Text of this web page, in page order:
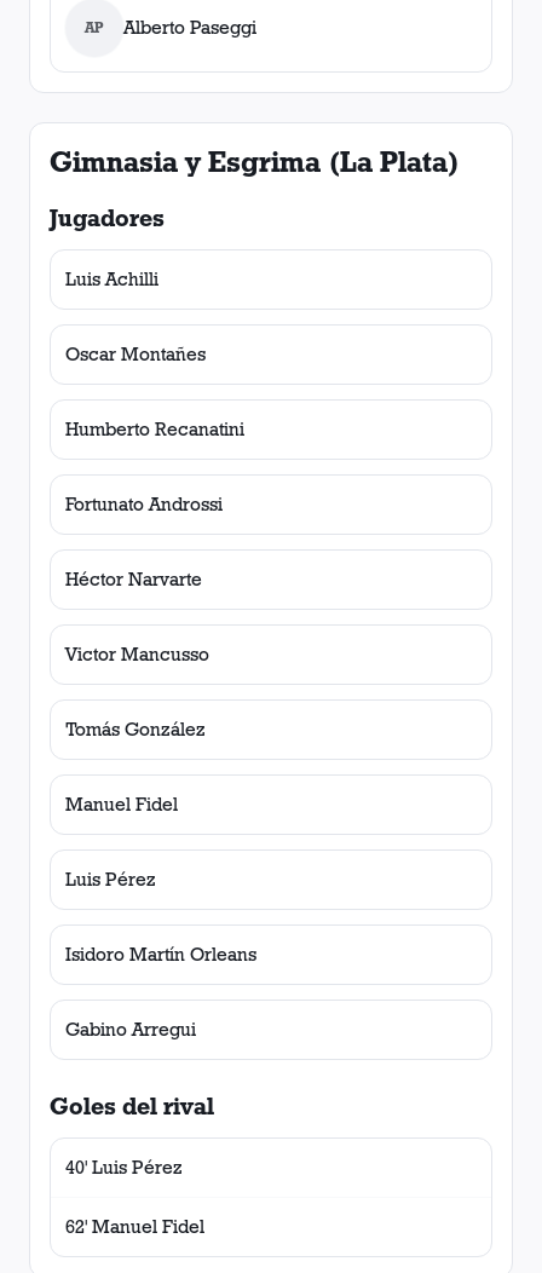
AP Alberto Paseggi
Gimnasia y Esgrima (La Plata)
Jugadores
Luis Achilli
Oscar Montañes
Humberto Recanatini
Fortunato Androssi
Héctor Narvarte
Victor Mancusso
Tomás González
Manuel Fidel
Luis Pérez
Isidoro Martín Orleans
Gabino Arregui
Goles del rival
40' Luis Pérez
62' Manuel Fidel